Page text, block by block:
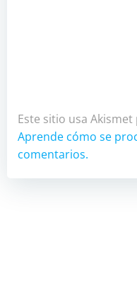
Este sitio usa
Aprende cómo se
comentarios.